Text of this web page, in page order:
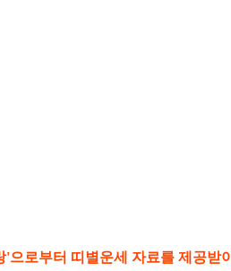
로부터 띠별운세 자료를 제공받